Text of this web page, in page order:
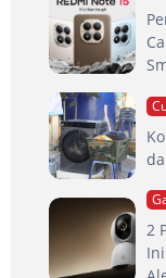
2